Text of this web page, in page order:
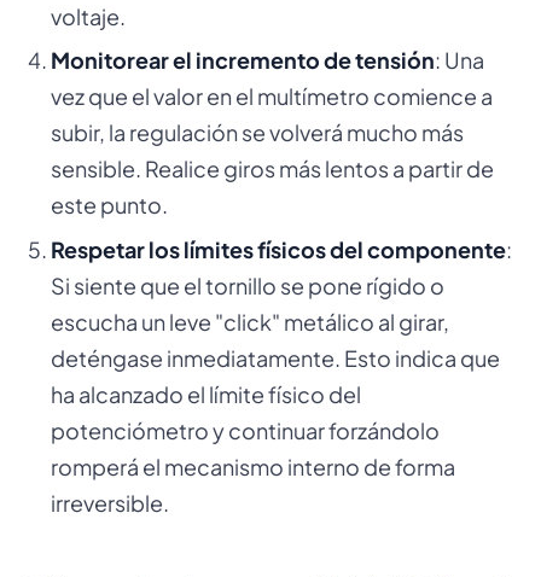
voltaje.
Monitorear el incremento de tensión: Una
vez que el valor en el multímetro comience a
subir, la regulación se volverá mucho más
sensible. Realice giros más lentos a partir de
este punto.
Respetar los límites físicos del componente:
Si siente que el tornillo se pone rígido o
escucha un leve "click" metálico al girar,
deténgase inmediatamente. Esto indica que
ha alcanzado el límite físico del
potenciómetro y continuar forzándolo
romperá el mecanismo interno de forma
irreversible.